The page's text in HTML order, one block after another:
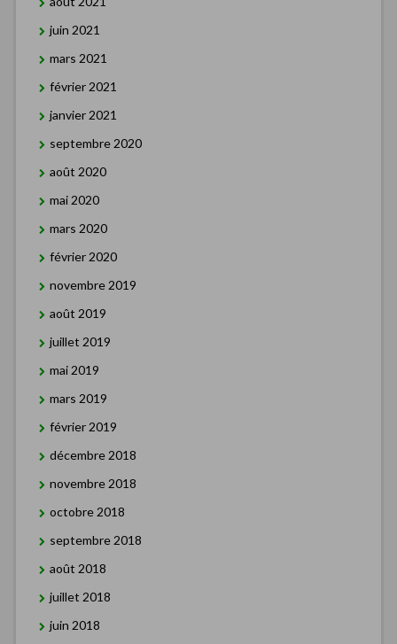
juin 2021
mars 2021
février 2021
janvier 2021
septembre 2020
août 2020
mai 2020
mars 2020
février 2020
novembre 2019
août 2019
juillet 2019
mai 2019
mars 2019
février 2019
décembre 2018
novembre 2018
octobre 2018
septembre 2018
août 2018
juillet 2018
juin 2018